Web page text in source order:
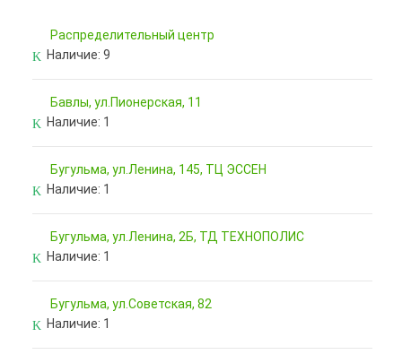
Pаспределительный центр
Наличие:9
Бавлы, ул.Пионерская, 11
Наличие: 1
Бугульма, ул.Ленина, 145, ТЦ ЭССЕН
Наличие: 1
Бугульма, ул.Ленина, 2Б, ТД ТЕХНОПОЛИС
Наличие: 1
Бугульма, ул.Советская, 82
Наличие: 1